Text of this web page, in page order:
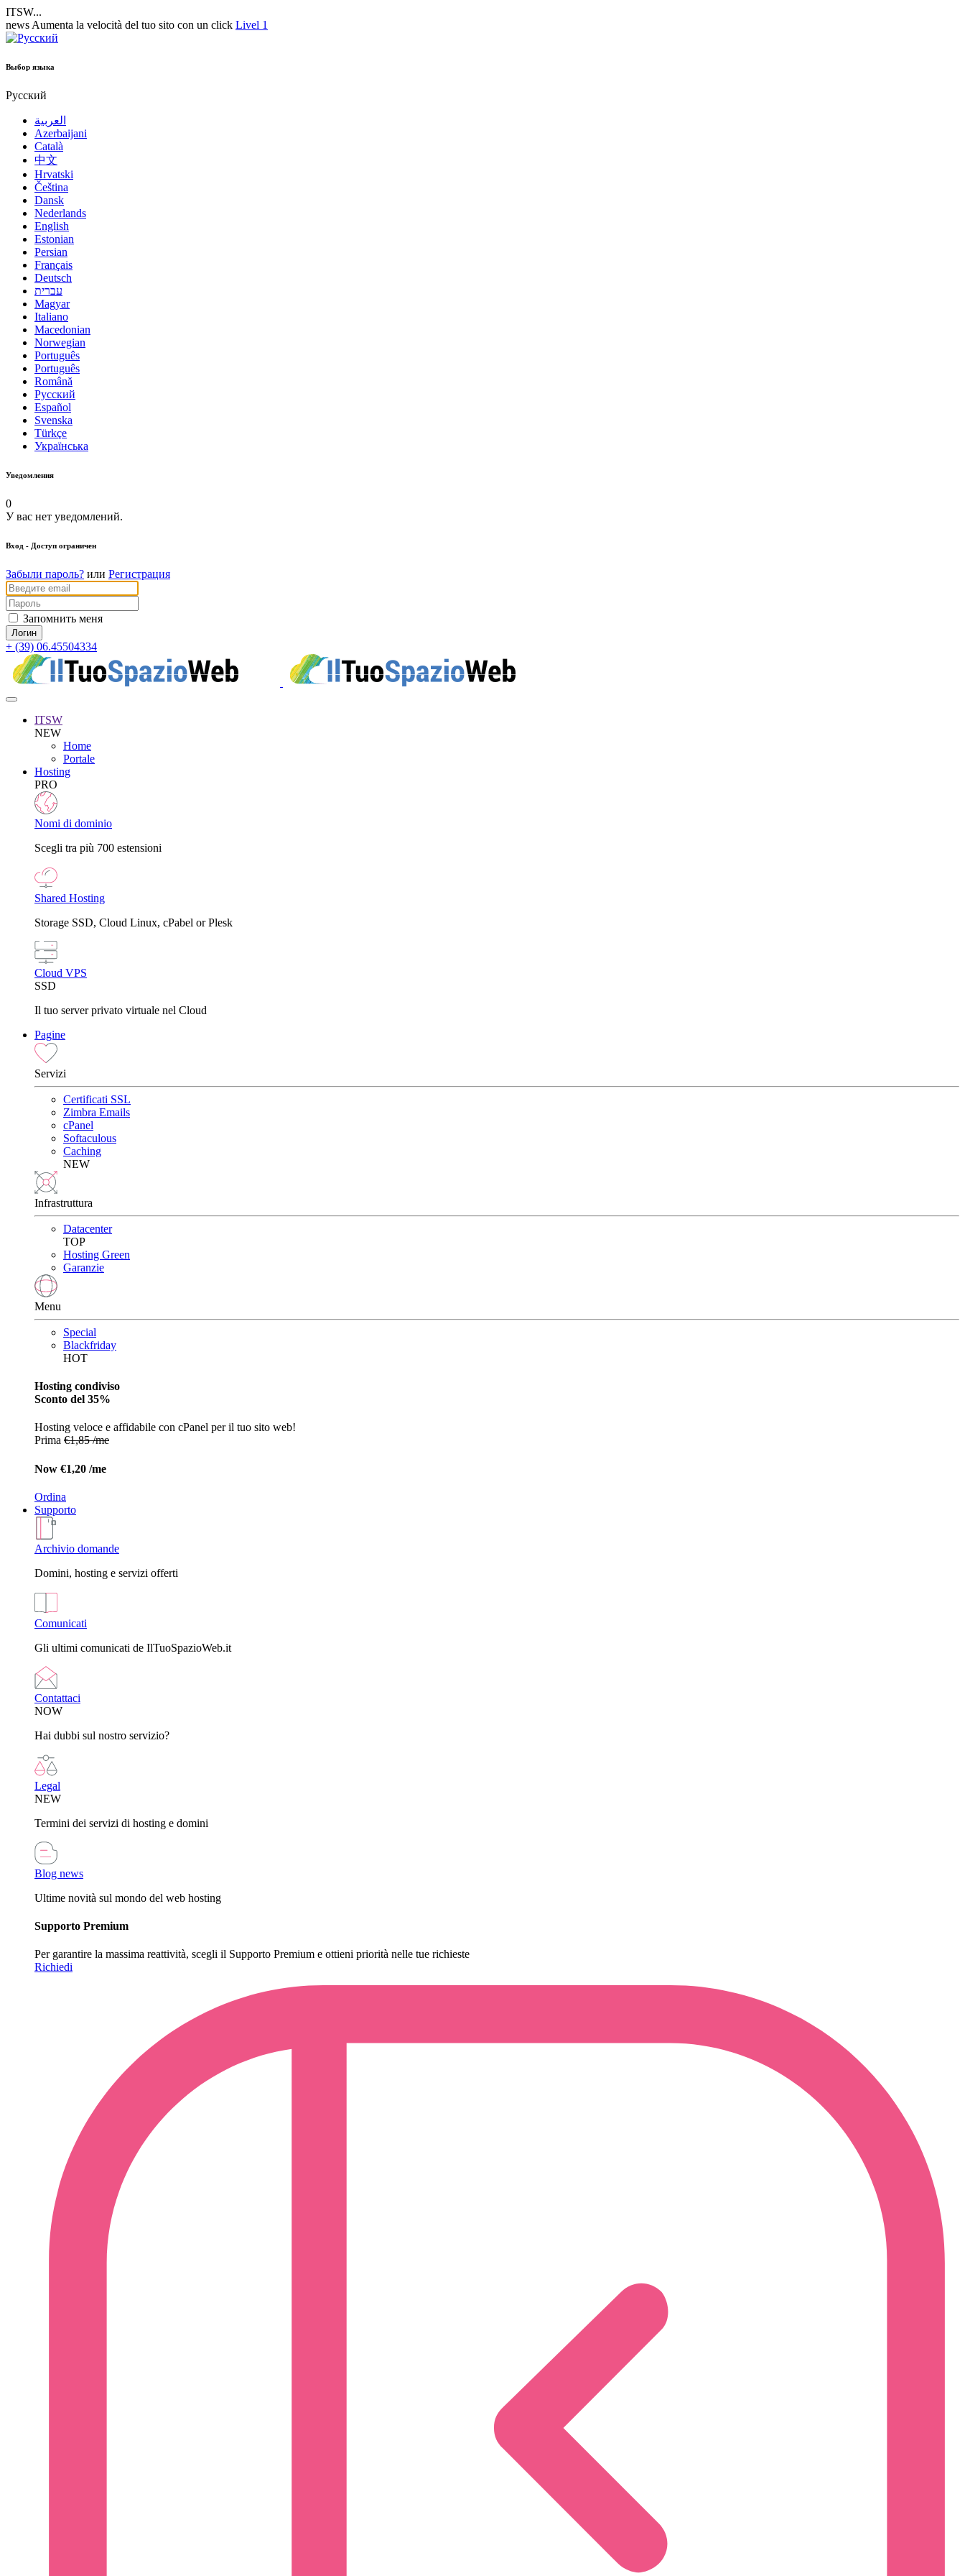
ITSW...
news Aumenta la velocità del tuo sito con un click Livel 1
Выбор языка
Русский
العربية
Azerbaijani
Català
中文
Hrvatski
Čeština
Dansk
Nederlands
English
Estonian
Persian
Français
Deutsch
עברית
Magyar
Italiano
Macedonian
Norwegian
Português
Português
Română
Русский
Español
Svenska
Türkçe
Українська
Уведомления
0
У вас нет уведомлений.
Вход - Доступ ограничен
Забыли пароль? или Регистрация
Запомнить меня
+ (39) 06.45504334
ITSW
NEW
Home
Portale
Hosting
PRO
Nomi di dominio
Scegli tra più 700 estensioni
Shared Hosting
Storage SSD, Cloud Linux, cPabel or Plesk
Cloud VPS
SSD
Il tuo server privato virtuale nel Cloud
Pagine
Servizi
Certificati SSL
Zimbra Emails
cPanel
Softaculous
Caching
NEW
Infrastruttura
Datacenter
TOP
Hosting Green
Garanzie
Menu
Special
Blackfriday
HOT
Hosting condiviso
Sconto del 35%
Hosting veloce e affidabile con cPanel per il tuo sito web!
Prima €1,85 /me
Now €1,20 /me
Ordina
Supporto
Archivio domande
Domini, hosting e servizi offerti
Comunicati
Gli ultimi comunicati de IlTuoSpazioWeb.it
Contattaci
NOW
Hai dubbi sul nostro servizio?
Legal
NEW
Termini dei servizi di hosting e domini
Blog news
Ultime novità sul mondo del web hosting
Supporto Premium
Per garantire la massima reattività, scegli il Supporto Premium e ottieni priorità nelle tue richieste
Richiedi